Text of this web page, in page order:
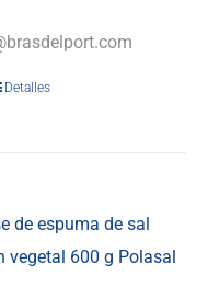
Detalles
de espuma de sal
vegetal 600 g Polasal